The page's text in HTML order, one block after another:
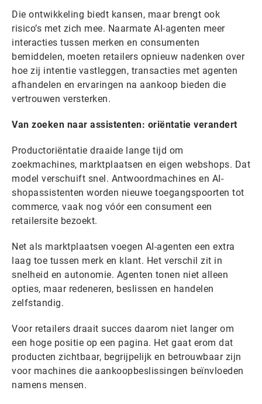
Die ontwikkeling biedt kansen, maar brengt ook
risico’s met zich mee. Naarmate AI-agenten meer
interacties tussen merken en consumenten
bemiddelen, moeten retailers opnieuw nadenken over
hoe zij intentie vastleggen, transacties met agenten
afhandelen en ervaringen na aankoop bieden die
vertrouwen versterken.
Van zoeken naar assistenten: oriëntatie verandert
Productoriëntatie draaide lange tijd om
zoekmachines, marktplaatsen en eigen webshops. Dat
model verschuift snel. Antwoordmachines en AI-
shopassistenten worden nieuwe toegangspoorten tot
commerce, vaak nog vóór een consument een
retailersite bezoekt.
Net als marktplaatsen voegen AI-agenten een extra
laag toe tussen merk en klant. Het verschil zit in
snelheid en autonomie. Agenten tonen niet alleen
opties, maar redeneren, beslissen en handelen
zelfstandig.
Voor retailers draait succes daarom niet langer om
een hoge positie op een pagina. Het gaat erom dat
producten zichtbaar, begrijpelijk en betrouwbaar zijn
voor machines die aankoopbeslissingen beïnvloeden
namens mensen.